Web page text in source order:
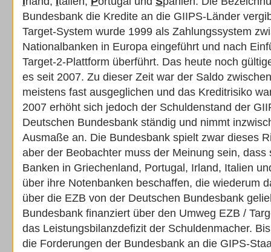
Bundesbank die Kredite an die GIIPS-Länder
Target-System wurde 1999 als Zahlungssystem
Nationalbanken in Europa eingeführt und nach
Target-2-Plattform überführt. Das heute noch
es seit 2007. Zu dieser Zeit war der Saldo
meistens fast ausgeglichen und das Kreditrisiko
2007 erhöht sich jedoch der Schuldenstand der
Deutschen Bundesbank ständig und nimmt
Ausmaße an. Die Bundesbank spielt zwar dieses
aber der Beobachter muss der Meinung sein, dass
Banken in Griechenland, Portugal, Irland, Italien
über ihre Notenbanken beschaffen, die wiederum
über die EZB von der Deutschen Bundesbank
Bundesbank finanziert über den Umweg EZB /
das Leistungsbilanzdefizit der Schuldenmacher.
die Forderungen der Bundesbank an die GIPS-